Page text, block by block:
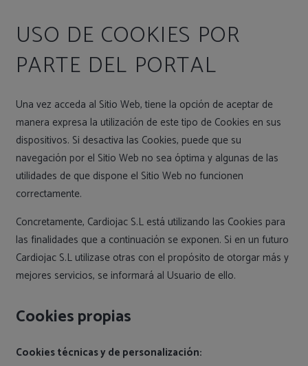
USO DE COOKIES POR
PARTE DEL PORTAL
Una vez acceda al Sitio Web, tiene la opción de aceptar de
manera expresa la utilización de este tipo de Cookies en sus
dispositivos. Si desactiva las Cookies, puede que su
navegación por el Sitio Web no sea óptima y algunas de las
utilidades de que dispone el Sitio Web no funcionen
correctamente.
Concretamente, Cardiojac S.L está utilizando las Cookies para
las finalidades que a continuación se exponen. Si en un futuro
Cardiojac S.L utilizase otras con el propósito de otorgar más y
mejores servicios, se informará al Usuario de ello.
Cookies propias
Cookies técnicas y de personalización: